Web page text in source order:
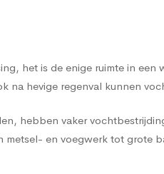
het is de enige ruimte in
hevige regenval kunnen
hebben vaker
en voegwerk tot grote